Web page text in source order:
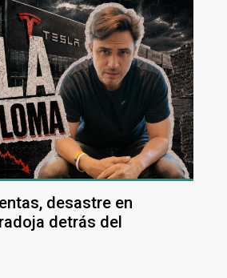
desastre en
detrás del